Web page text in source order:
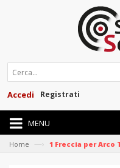
Registrati
Accedi
MENU
Home —› 1 Freccia per Arco